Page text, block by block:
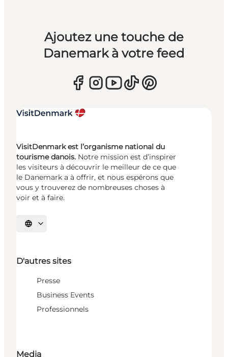
Ajoutez une touche de
Danemark à votre feed
VisitDenmark est l’organisme national du
tourisme danois. Notre mission est d’inspirer
les visiteurs à découvrir le meilleur de ce que
le Danemark a à offrir, et nous espérons que
vous y trouverez de nombreuses choses à
voir et à faire.
Choisissez la langue
D'autres sites
Presse
Business Events
Professionnels
Media